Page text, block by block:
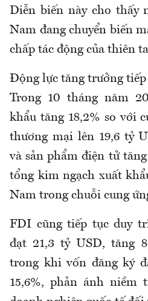
Diễn biến này cho thấy
Nam đang chuyển biến
chấp tác động của thiên
Động lực tăng trưởng
Trong 10 tháng năm
khẩu tăng 18,2% so với
thương mại lên 19,6 tỷ
và sản phẩm điện tử
tổng kim ngạch xuất
Nam trong chuỗi cung
FDI cũng tiếp tục duy
đạt 21,3 tỷ USD, tăng
trong khi vốn đăng ký
15,6%, phản ánh niềm